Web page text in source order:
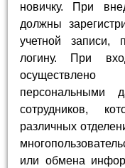
новичку. При
должны
учетной записи,
логину. При
персональными
сотрудников,
различных
или обмена